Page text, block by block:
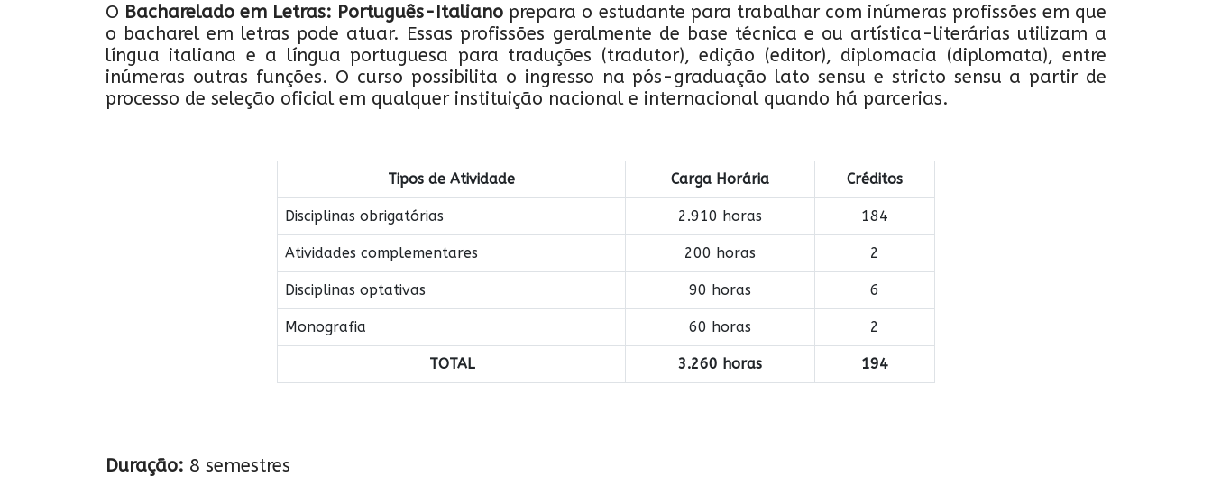
O Bacharelado em Letras: Português-Italiano prepara o estudante para trabalhar com inúmeras profissões em que
o bacharel em letras pode atuar. Essas profissões geralmente de base técnica e ou artística-literárias utilizam a
língua italiana e a língua portuguesa para traduções (tradutor), edição (editor), diplomacia (diplomata), entre
inúmeras outras funções. O curso possibilita o ingresso na pós-graduação lato sensu e stricto sensu a partir de
processo de seleção oficial em qualquer instituição nacional e internacional quando há parcerias.
Tipos de Atividade Carga Horária Créditos
Disciplinas obrigatórias 2.910 horas 184
Atividades complementares 200 horas 2
Disciplinas optativas 90 horas 6
Monografia 60 horas 2
TOTAL 3.260 horas 194
Duração: 8 semestres